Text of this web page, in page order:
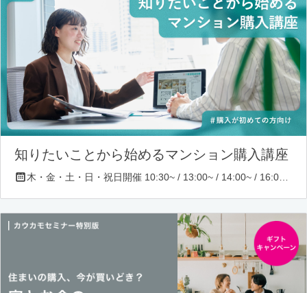
知りたいことから始めるマンション購入講座